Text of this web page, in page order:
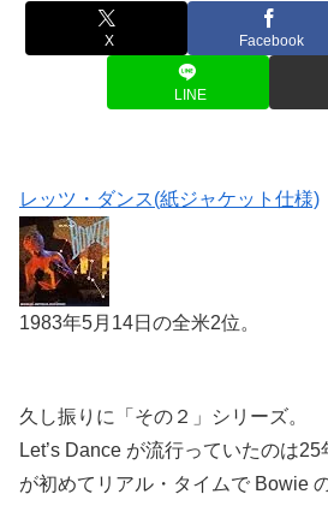
X Facebook
LINE
レッツ・ダンス(紙ジャケット仕様)
1983年5月14日の全米2位。
久し振りに「その２」シリーズ。
Let’s Dance が流行っていたのは
が初めてリアル・タイムで Bowie